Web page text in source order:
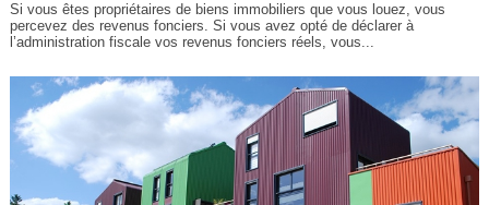
Si vous êtes propriétaires de biens immobiliers que vous louez, vous
percevez des revenus fonciers. Si vous avez opté de déclarer à
l’administration fiscale vos revenus fonciers réels, vous...